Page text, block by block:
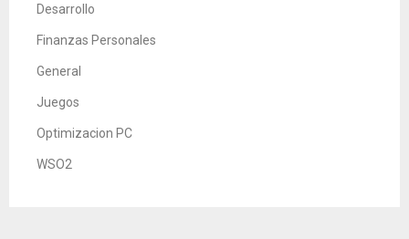
Desarrollo
Finanzas Personales
General
Juegos
Optimizacion PC
WSO2